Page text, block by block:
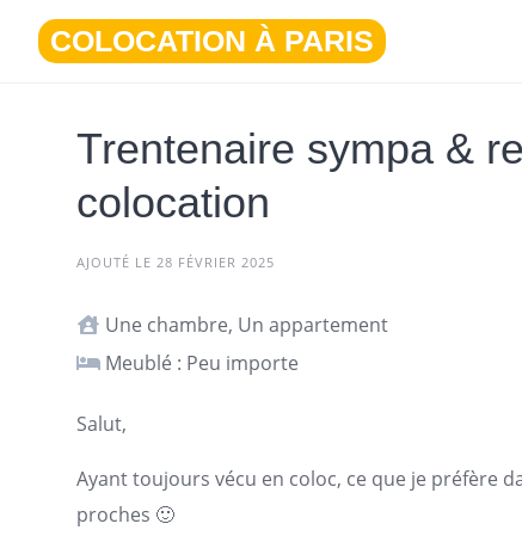
contenu
COLOCATION À PARIS
Trentenaire sympa &
colocation
AJOUTÉ LE 28 FÉVRIER 2025
Une chambre, Un appartement
Meublé : Peu importe
Salut,
Ayant toujours vécu en coloc, ce que je préfère
proches 🙂